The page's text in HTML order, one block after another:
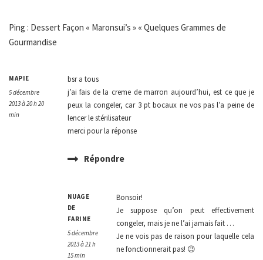
Ping : Dessert Façon « Maronsui’s » « Quelques Grammes de
Gourmandise
MAPIE
5 décembre
2013 à 20 h 20
min
bsr a tous
j’ai fais de la creme de marron aujourd’hui, est ce que je
peux la congeler, car 3 pt bocaux ne vos pas l’a peine de
lencer le stérilisateur
merci pour la réponse
Répondre
NUAGE
DE
FARINE
5 décembre
2013 à 21 h
15 min
Bonsoir!
Je suppose qu’on peut effectivement
congeler, mais je ne l’ai jamais fait …
Je ne vois pas de raison pour laquelle cela
ne fonctionnerait pas! 😉